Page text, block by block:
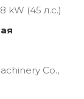
kW (45 л.с.)
Co.,